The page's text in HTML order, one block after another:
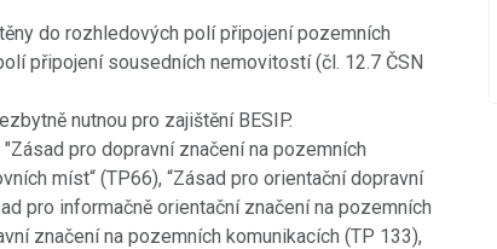
do rozhledových polí připojení pozemních
připojení sousedních nemovitostí (čl. 12.7 ČSN
nutnou pro zajištění BESIP.
pro dopravní značení na pozemních
míst“ (TP66), “Zásad pro orientační dopravní
pro informačně orientační značení na pozemních
značení na pozemních komunikacích (TP 133),
POKRAČOVÁNÍ